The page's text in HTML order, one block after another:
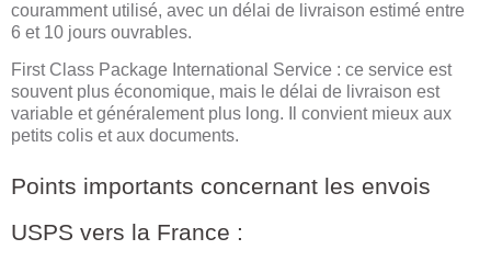
couramment utilisé, avec un délai de livraison estimé entre
6 et 10 jours ouvrables.
First Class Package International Service : ce service est
souvent plus économique, mais le délai de livraison est
variable et généralement plus long. Il convient mieux aux
petits colis et aux documents.
Points importants concernant les envois
USPS vers la France :